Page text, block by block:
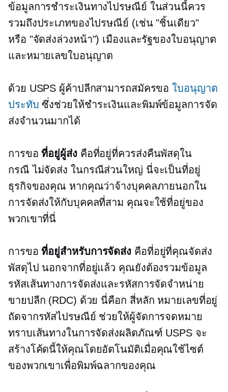
ข้อมูลการชำระเงินทางไปรษณีย์ ในส่วนนี้ควร
รวมถึงประเภทของไปรษณีย์ (เช่น "ชิ้นเดียว"
หรือ "จัดส่งล่วงหน้า") เมืองและรัฐของใบอนุญาต
และหมายเลขใบอนุญาต
ด้วย USPS ผู้ค้าปลีกสามารถสมัครขอใบอนุญาต
ประทับ ซึ่งช่วยให้ชำระเงินและพิมพ์ข้อมูลการจัด
ส่งจำนวนมากได้
การขอที่อยู่ผู้ส่งคือที่อยู่ที่ควรส่งคืนพัสดุใน
กรณีไม่จัดส่ง ในกรณีส่วนใหญ่ นี่จะเป็นที่อยู่
ธุรกิจของคุณ หากคุณว่าจ้างบุคคลภายนอกใน
การจัดส่งให้กับบุคคลที่สาม คุณจะใช้ที่อยู่ของ
พวกเขาที่นี่
การขอที่อยู่สำหรับการจัดส่ง คือที่อยู่ที่คุณจัดส่ง
พัสดุไป นอกจากที่อยู่แล้ว คุณยังต้องรวมข้อมูล
รหัสเส้นทางการจัดส่งและรหัสการจัดจำหน่าย
ขายปลีก (RDC) ด้วย นี่คือก สี่หลัก หมายเลขที่อยู่
ถัดจากรหัสไปรษณีย์ ช่วยให้ผู้จัดการจดหมาย
ทราบเส้นทางในการจัดส่งผลิตภัณฑ์ USPS จะ
สร้างโค้ดนี้ให้คุณโดยอัตโนมัติเมื่อคุณใช้ไซต์
ของพวกเขาเพื่อพิมพ์ฉลากของคุณ